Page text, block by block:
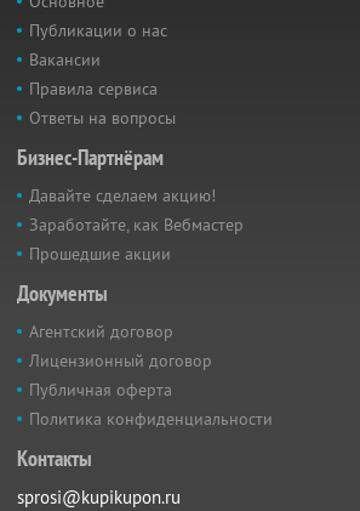
Публикации о нас
Вакансии
Правила сервиса
Ответы на вопросы
Бизнес-Партнёрам
Давайте сделаем акцию!
Заработайте, как Вебмастер
Прошедшие акции
Документы
Агентский договор
Лицензионный договор
Публичная оферта
Политика конфиденциальности
Контакты
sprosi@kupikupon.ru